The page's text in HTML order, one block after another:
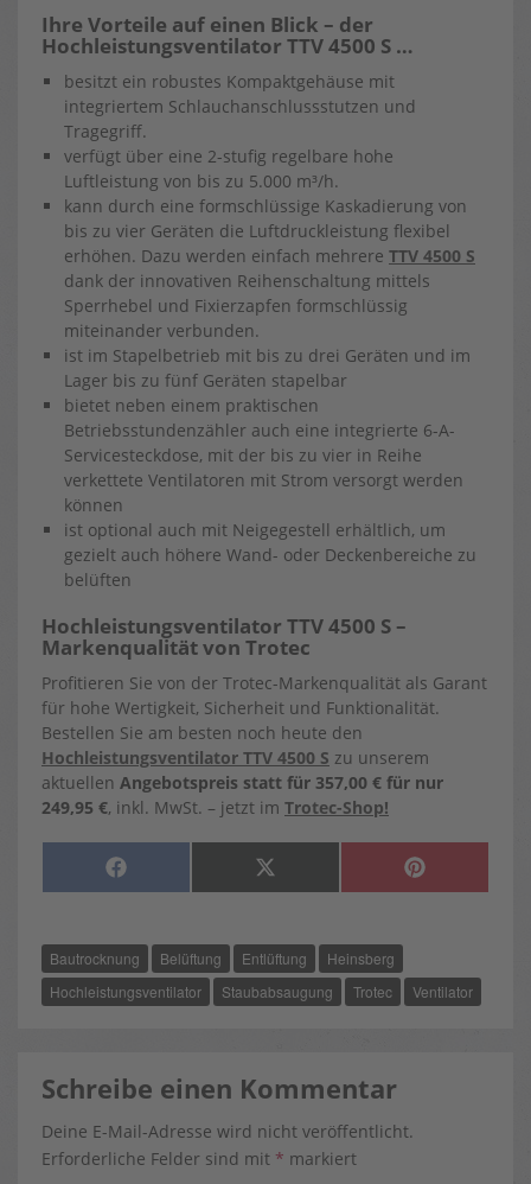
Ihre Vorteile auf einen Blick – der
Hochleistungsventilator TTV 4500 S …
besitzt ein robustes Kompaktgehäuse mit
integriertem Schlauchanschlussstutzen und
Tragegriff.
verfügt über eine 2-stufig regelbare hohe
Luftleistung von bis zu 5.000 m³/h.
kann durch eine formschlüssige Kaskadierung von
bis zu vier Geräten die Luftdruckleistung flexibel
erhöhen. Dazu werden einfach mehrere TTV 4500 S
dank der innovativen Reihenschaltung mittels
Sperrhebel und Fixierzapfen formschlüssig
miteinander verbunden.
ist im Stapelbetrieb mit bis zu drei Geräten und im
Lager bis zu fünf Geräten stapelbar
bietet neben einem praktischen
Betriebsstundenzähler auch eine integrierte 6-A-
Servicesteckdose, mit der bis zu vier in Reihe
verkettete Ventilatoren mit Strom versorgt werden
können
ist optional auch mit Neigegestell erhältlich, um
gezielt auch höhere Wand- oder Deckenbereiche zu
belüften
Hochleistungsventilator TTV 4500 S –
Markenqualität von Trotec
Profitieren Sie von der Trotec-Markenqualität als Garant
für hohe Wertigkeit, Sicherheit und Funktionalität.
Bestellen Sie am besten noch heute den
Hochleistungsventilator TTV 4500 S zu unserem
aktuellen Angebotspreis statt für 357,00 € für nur
249,95 €, inkl. MwSt. – jetzt im Trotec-Shop!
SHARE
F
A
O
O
K
SHARE
X
(
T
T
E
R
)
SHARE
P
I
S
T
Bautrocknung Belüftung Entlüftung
Heinsberg
Hochleistungsventilator
Staubabsaugung Trotec Ventilator
Schreibe einen Kommentar
Deine E-Mail-Adresse wird nicht veröffentlicht.
Erforderliche Felder sind mit * markiert